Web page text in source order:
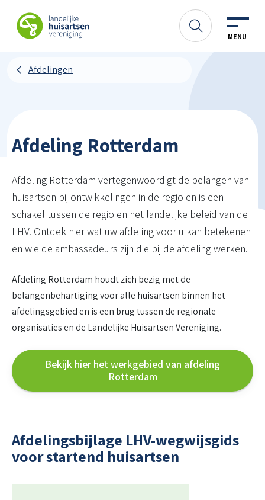
LHV
MENU
Zoeken
Afdelingen
Afdeling Rotterdam
Afdeling Rotterdam vertegenwoordigt de belangen van
huisartsen bij ontwikkelingen in de regio en is een
schakel tussen de regio en het landelijke beleid van de
LHV. Ontdek hier wat uw afdeling voor u kan betekenen
en wie de ambassadeurs zijn die bij de afdeling werken.
Afdeling Rotterdam houdt zich bezig met de
belangenbehartiging voor alle huisartsen binnen het
afdelingsgebied en is een brug tussen de regionale
organisaties en de Landelijke Huisartsen Vereniging.
Bekijk hier het werkgebied van afdeling
Rotterdam
Afdelingsbijlage LHV-wegwijsgids
voor startend huisartsen